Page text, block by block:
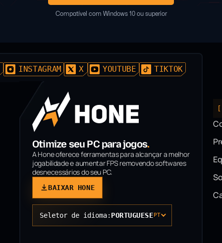
Compatível com Windows 10 ou superior
INSTAGRAM X YOUTUBE TIKTOK
Otimize seu PC para jogos.
A Hone oferece ferramentas para alcançar a melhor
jogabilidade e aumentar FPS removendo softwares
desnecessários do seu PC.
BAIXAR HONE
Seletor de idioma: PORTUGUESE PT